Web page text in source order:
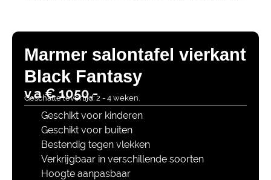
Marmer salontafel vierkant
Black Fantasy
v.a € 1050,-
Geschatte levertijd: 2 - 4 weken.
Geschikt voor kinderen
Geschikt voor buiten
Bestendig tegen vlekken
Verkrijgbaar in verschillende soorten
Hoogte aanpasbaar